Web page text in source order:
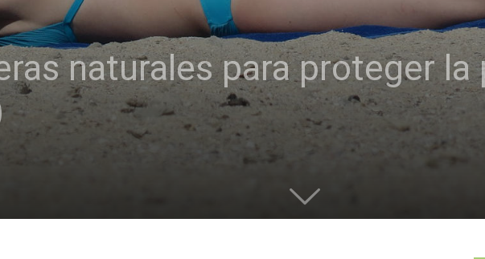
naturales para proteger la